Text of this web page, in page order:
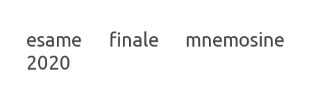
esame finale mnemosine
2020